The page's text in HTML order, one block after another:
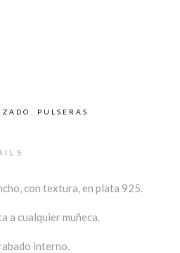
PULSERAS
con textura, en plata 925.
a cualquier muñeca.
interno.